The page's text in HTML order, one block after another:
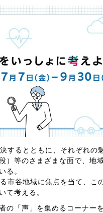
するとともに、それぞれの
）等のさまざまな面で、地
る。
市谷地域に焦点を当て、こ
て考える。
の「声」を集めるコーナー